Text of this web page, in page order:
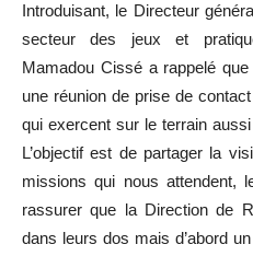
Introduisant, le Directeur
secteur des jeux et
Mamadou Cissé a rappelé
une réunion de prise de
qui exercent sur le terrain
L’objectif est de partager la
missions qui nous attendent,
rassurer que la Direction de
dans leurs dos mais d’abord